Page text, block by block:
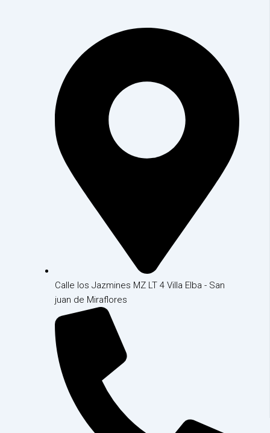
Calle los Jazmines MZ LT 4 Villa Elba - San
juan de Miraflores